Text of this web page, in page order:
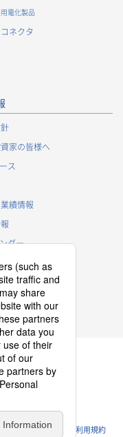
電化製品
ネクタ
家の皆様へ
ス
績情報
ダー
るよくあるご質問
ー
キーポリシー
のご利用条件 利用規約